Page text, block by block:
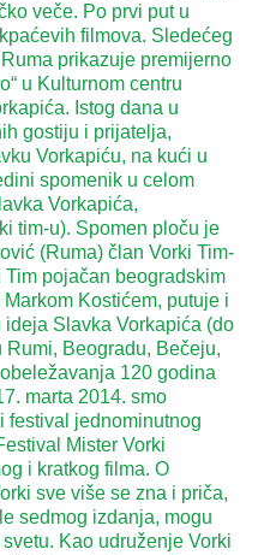
veče. Po prvi put u
filmova. Sledećeg
prikazuje premijerno
u Kulturnom centru
Istog dana u
gostiju i prijatelja,
Vorkapiću, na kući u
spomenik u celom
Vorkapića,
tim-u). Spomen ploču je
(Ruma) član Vorki Tim-
pojačan beogradskim
Kostićem, putuje i
Slavka Vorkapića (do
Beogradu, Bečeju,
120 godina
marta 2014. smo
festival jednominutnog
Mister Vorki
i kratkog filma. O
sve više se zna i priča,
sedmog izdanja, mogu
Kao udruženje Vorki